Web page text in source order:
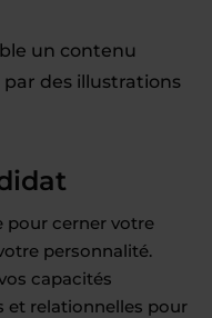
un contenu
des illustrations
pour cerner votre
personnalité.
capacités
et relationnelles pour